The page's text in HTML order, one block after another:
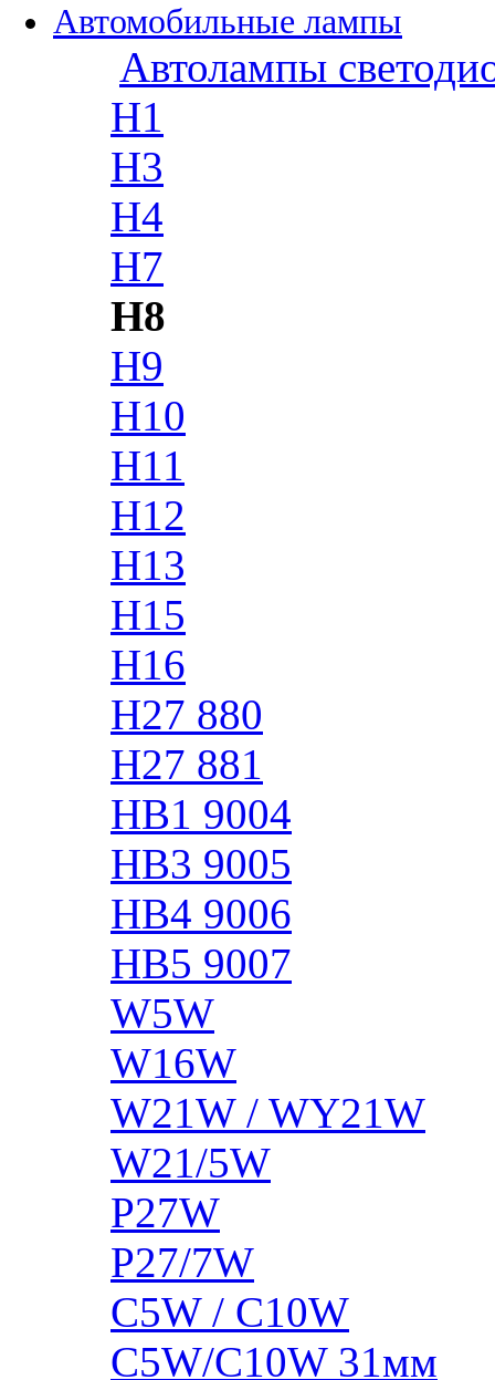
Автомобильные лампы
Автолампы
H1
H3
H4
H7
H8
H9
H10
H11
H12
H13
H15
H16
H27 880
H27 881
HB1 9004
HB3 9005
HB4 9006
HB5 9007
W5W
W16W
W21W / WY21W
W21/5W
P27W
P27/7W
C5W / C10W
C5W/C10W 31мм